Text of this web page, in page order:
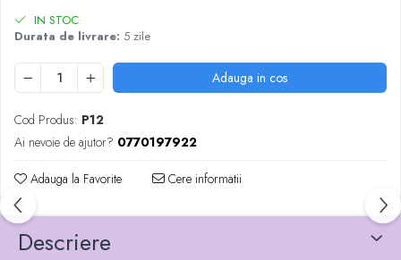
IN STOC
Durata de livrare: 5 zile
Adauga in cos
Cod Produs: P12
Ai nevoie de ajutor? 0770197922
Adauga la Favorite Cere informatii
Descriere